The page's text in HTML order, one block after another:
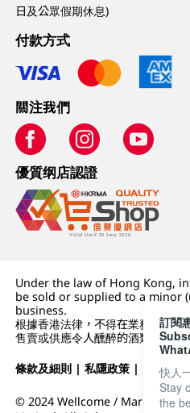
日及公眾假期休息)
付款方式
關注我們
優質纲店認證
Under the law of Hong Kong,
be sold or supplied to a minor
business.
根據香港法律，不得在業務過程中
售賣或供應令人醺醉的酒類。
條款及細則 |私隱政策 | DFI零售
© 2024 Wellcome / Market
訂閱
快人
Stay
the